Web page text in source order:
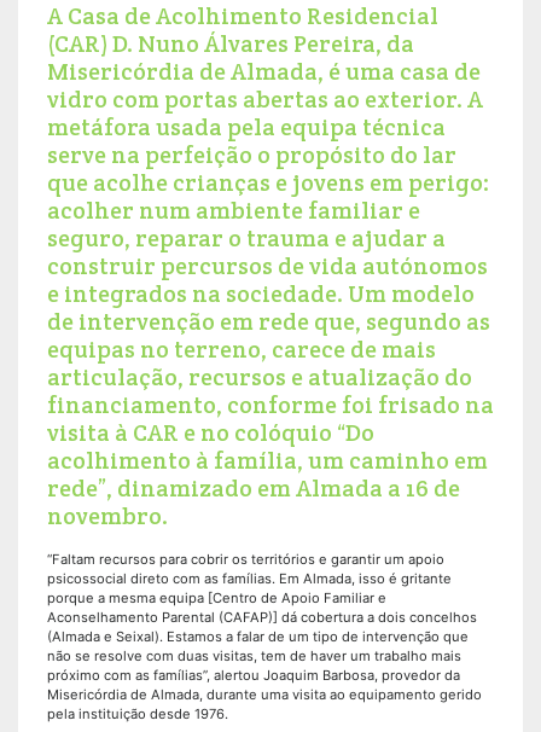
A Casa de Acolhimento Residencial
(CAR) D. Nuno Álvares Pereira, da
Misericórdia de Almada, é uma casa de
vidro com portas abertas ao exterior. A
metáfora usada pela equipa técnica
serve na perfeição o propósito do lar
que acolhe crianças e jovens em perigo:
acolher num ambiente familiar e
seguro, reparar o trauma e ajudar a
construir percursos de vida autónomos
e integrados na sociedade. Um modelo
de intervenção em rede que, segundo as
equipas no terreno, carece de mais
articulação, recursos e atualização do
financiamento, conforme foi frisado na
visita à CAR e no colóquio “Do
acolhimento à família, um caminho em
rede”, dinamizado em Almada a 16 de
novembro.
“Faltam recursos para cobrir os territórios e garantir um apoio
psicossocial direto com as famílias. Em Almada, isso é gritante
porque a mesma equipa [Centro de Apoio Familiar e
Aconselhamento Parental (CAFAP)] dá cobertura a dois concelhos
(Almada e Seixal). Estamos a falar de um tipo de intervenção que
não se resolve com duas visitas, tem de haver um trabalho mais
próximo com as famílias”, alertou Joaquim Barbosa, provedor da
Misericórdia de Almada, durante uma visita ao equipamento gerido
pela instituição desde 1976.